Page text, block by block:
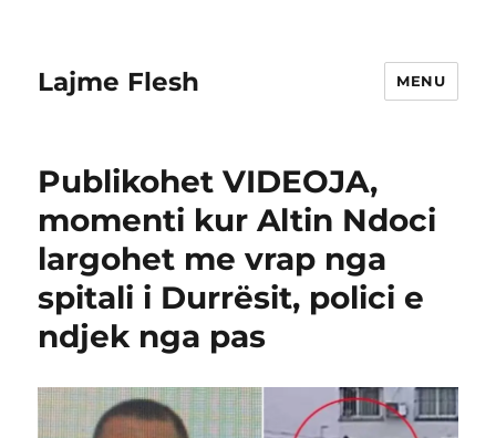
Lajme Flesh MENU
Publikohet VIDEOJA,
momenti kur Altin Ndoci
largohet me vrap nga
spitali i Durrësit, polici e
ndjek nga pas